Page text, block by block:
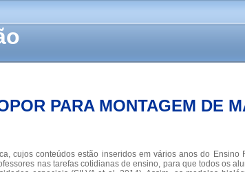
PARA MONTAGEM DE
cujos conteúdos estão inseridos em vários anos do
nas tarefas cotidianas de ensino, para que todos os